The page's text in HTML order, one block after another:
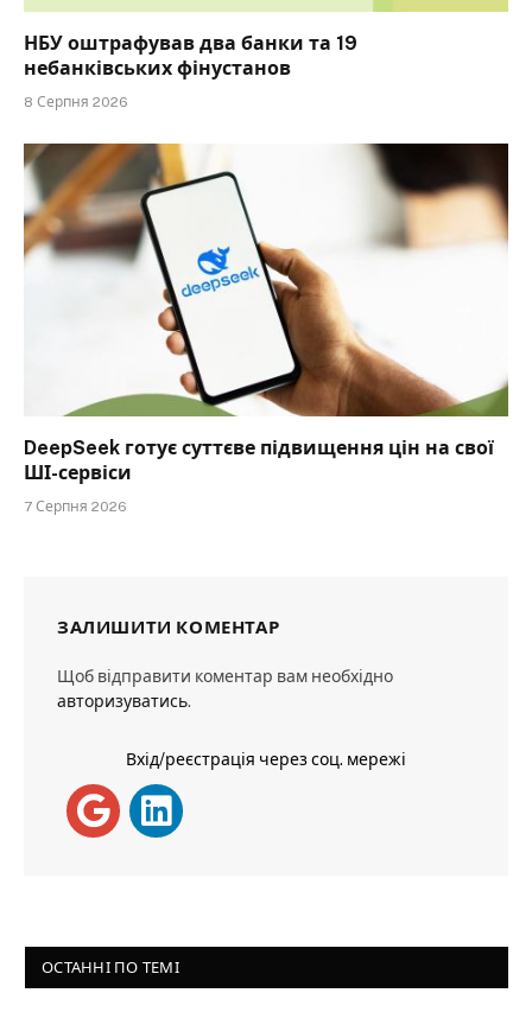
НБУ оштрафував два банки та 19
небанківських фінустанов
8 Серпня 2026
DeepSeek готує суттєве підвищення цін на свої
ШІ-сервіси
7 Серпня 2026
ЗАЛИШИТИ КОМЕНТАР
Щоб відправити коментар вам необхідно
авторизуватись.
Вхід/реєстрація через соц. мережі
ОСТАННІ ПО ТЕМІ